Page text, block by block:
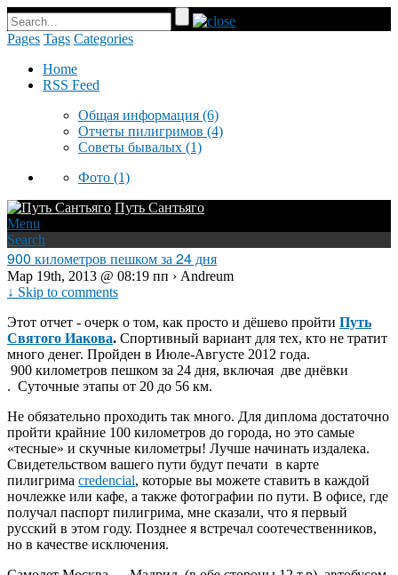
Pages Tags Categories
Home
RSS Feed
Общая информация (6)
Отчеты пилигримов (4)
Советы бывалых (1)
Фото (1)
Путь Сантьяго
Menu
Search
900 километров пешком за 24 дня
Мар 19th, 2013 @ 08:19 пп › Andreum
↓ Skip to comments
Этот отчет - очерк о том, как просто и дёшево пройти Путь
Святого Иакова. Спортивный вариант для тех, кто не тратит
много денег. Пройден в Июле-Августе 2012 года.
900 километров пешком за 24 дня, включая две днёвки
. Суточные этапы от 20 до 56 км.
Не обязательно проходить так много. Для диплома достаточно
пройти крайние 100 километров до города, но это самые
«тесные» и скучные километры! Лучше начинать издалека.
Свидетельством вашего пути будут печати в карте
пилигрима credencial, которые вы можете ставить в каждой
ночлежке или кафе, а также фотографии по пути. В офисе, где
получал паспорт пилигрима, мне сказали, что я первый
русский в этом году. Позднее я встречал соотечественников,
но в качестве исключения.